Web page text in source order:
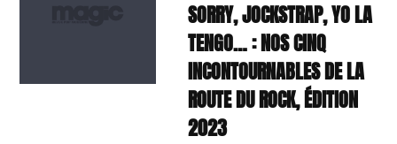
SORRY, JOCKSTRAP, YO LA
TENGO… : NOS CINQ
INCONTOURNABLES DE LA
ROUTE DU ROCK, ÉDITION
2023